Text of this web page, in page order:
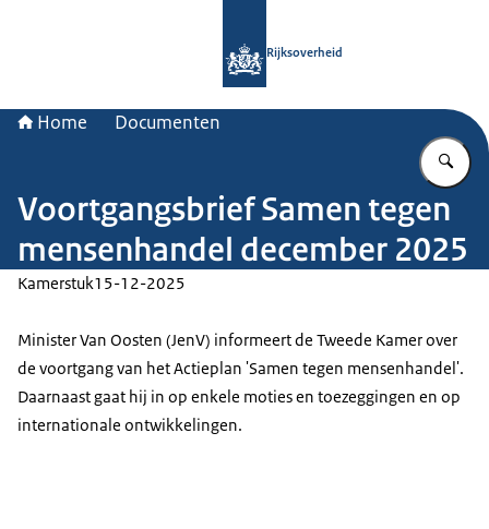
Rijksoverheid
Home Documenten
Voortgangsbrief Samen tegen
mensenhandel december 2025
Kamerstuk15-12-2025
Minister Van Oosten (JenV) informeert de Tweede Kamer over
de voortgang van het Actieplan 'Samen tegen mensenhandel'.
Daarnaast gaat hij in op enkele moties en toezeggingen en op
internationale ontwikkelingen.